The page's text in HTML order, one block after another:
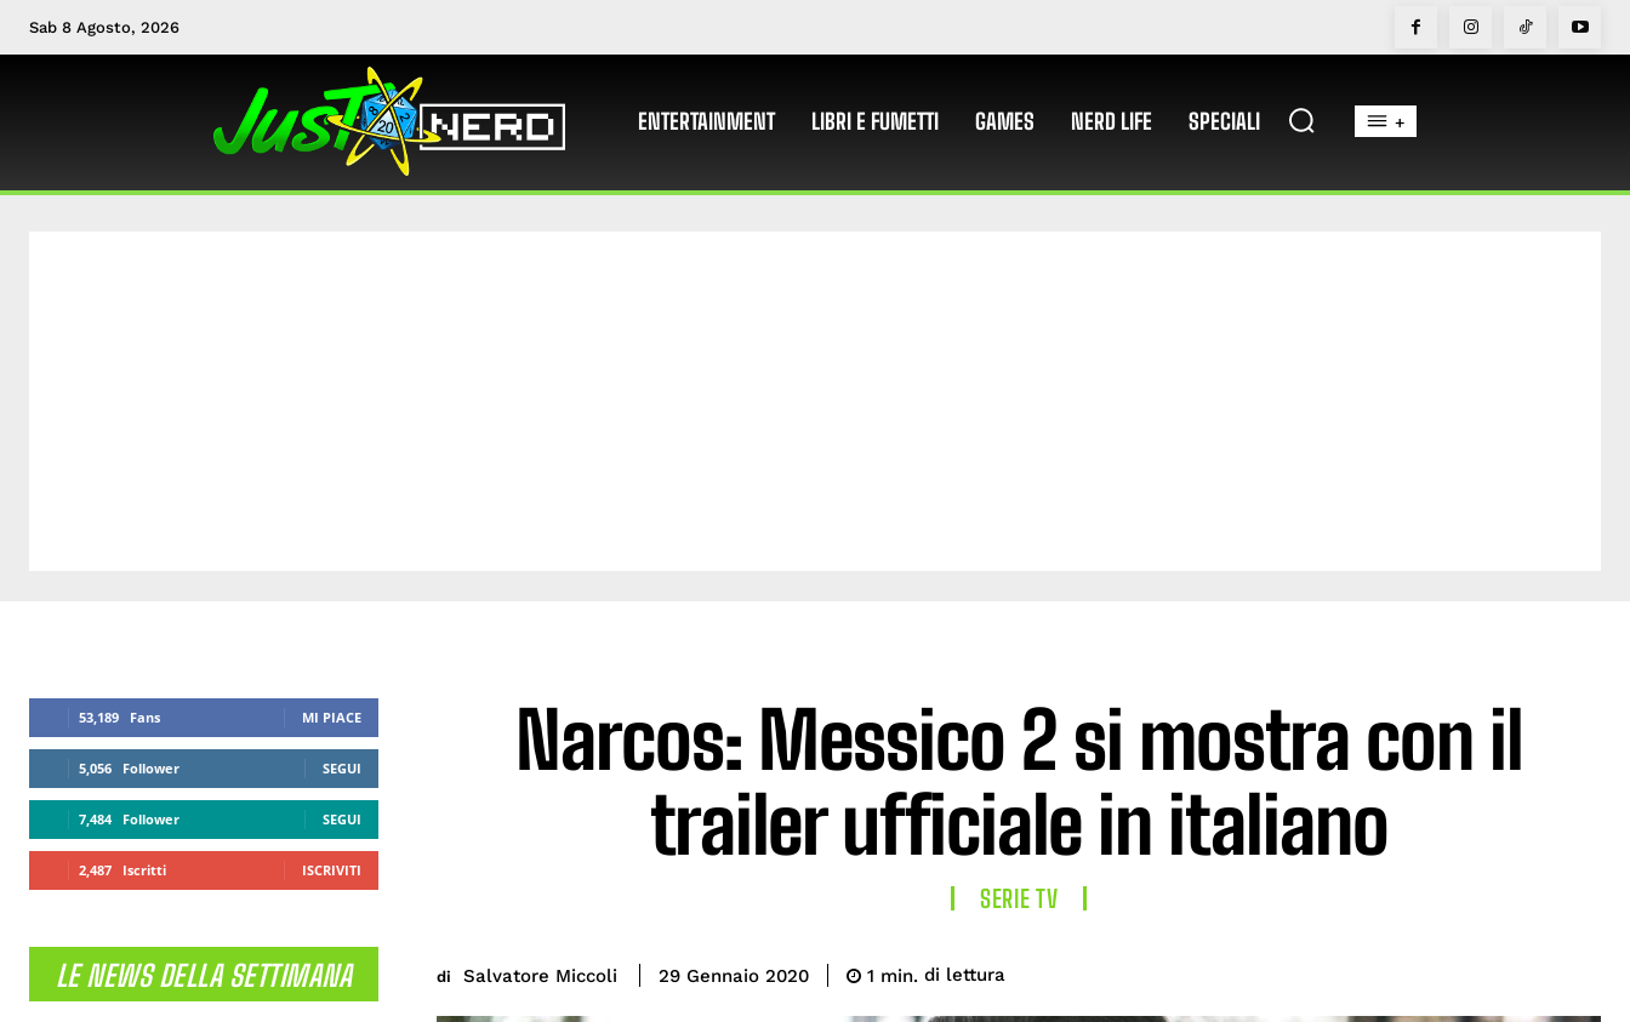
Sab 8 Agosto, 2026
ENTERTAINMENT LIBRI E FUMETTI GAMES NERD LIFE SPECIALI +
53,189 Fans MI PIACE
5,056 Follower SEGUI
7,484 Follower SEGUI
2,487 Iscritti ISCRIVITI
LE NEWS DELLA SETTIMANA
Narcos: Messico 2 si mostra con il
trailer ufficiale in italiano
SERIE TV
di Salvatore Miccoli 29 Gennaio 2020 1 min. di lettura